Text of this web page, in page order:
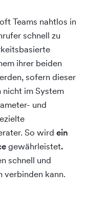
Teams nahtlos in
schnell zu
ihrer beiden
sofern dieser
nicht im System
und
So wird ein
gewährleistet.
schnell und
verbinden kann.